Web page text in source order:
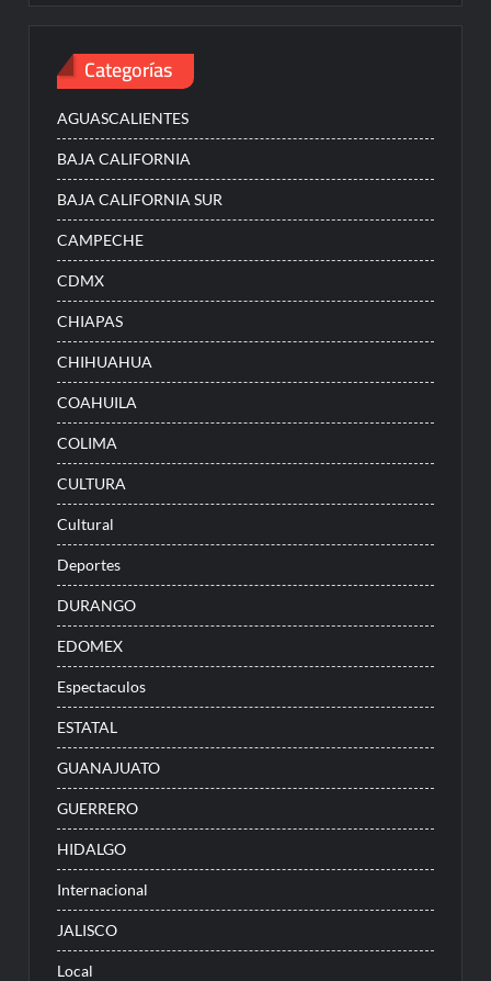
Categorías
AGUASCALIENTES
BAJA CALIFORNIA
BAJA CALIFORNIA SUR
CAMPECHE
CDMX
CHIAPAS
CHIHUAHUA
COAHUILA
COLIMA
CULTURA
Cultural
Deportes
DURANGO
EDOMEX
Espectaculos
ESTATAL
GUANAJUATO
GUERRERO
HIDALGO
Internacional
JALISCO
Local